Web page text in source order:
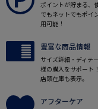
ポイントが貯まる、
でもネットでもポイ
用可能！
豊富な商品情報
サイズ詳細・ディテ
様の購入をサポート
店頭在庫も表示。
アフターケア